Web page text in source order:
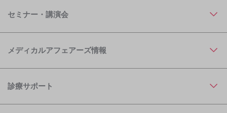
セミナー・講演会
メディカルアフェアーズ情報
診療サポート